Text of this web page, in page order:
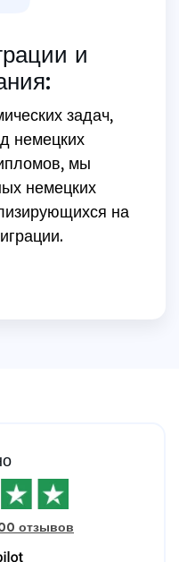
и
задач,
немецких
мы
немецких
на
отзывов